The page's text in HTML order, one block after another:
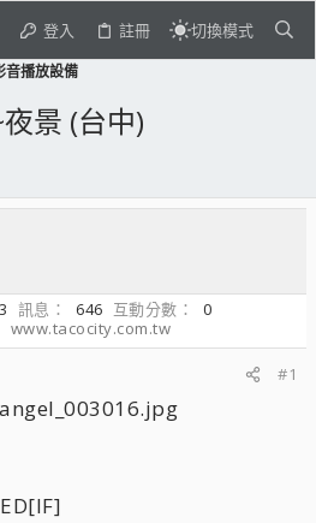
登入 註冊 切換模式
播放設備
景 (台中)
訊息 646 互動分數
0
www.tacocity.com.tw
#1